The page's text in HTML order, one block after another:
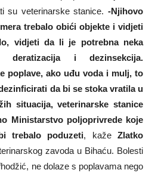
su veterinarske stanice. -Njihovo
trebalo obići objekte i vidjeti
vidjeti da li je potrebna neka
deratizacija i dezinsekcija.
poplave, ako uđu voda i mulj, to
da bi se stoka vratila u
situacija, veterinarske stanice
Ministarstvo poljoprivrede koje
trebalo poduzeti, kažeZlatko
zavoda u Bihaću. Bolesti
ne dolaze s poplavama nego